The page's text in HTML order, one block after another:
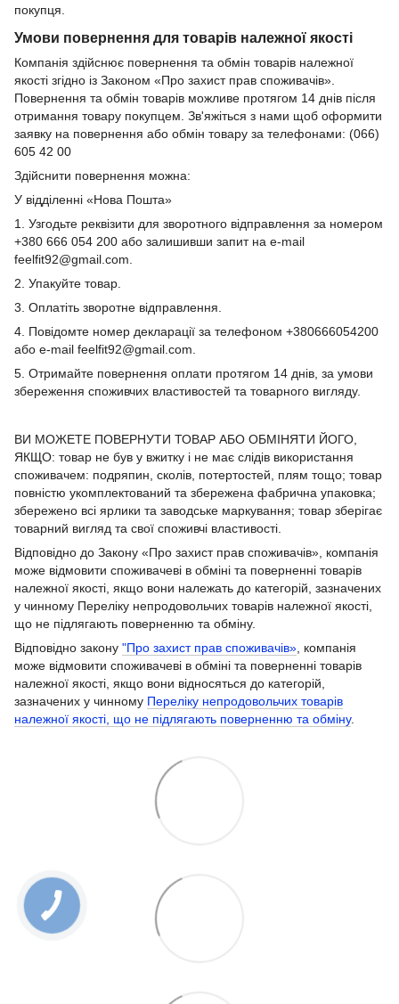
покупця.
Умови повернення для товарів належної якості
Компанія здійснює повернення та обмін товарів належної
якості згідно із Законом «Про захист прав споживачів».
Повернення та обмін товарів можливе протягом 14 днів після
отримання товару покупцем. Зв'яжіться з нами щоб оформити
заявку на повернення або обмін товару за телефонами: (066)
605 42 00
Здійснити повернення можна:
У відділенні «Нова Пошта»
1. Узгодьте реквізити для зворотного відправлення за номером
+380 666 054 200 або залишивши запит на e-mail
feelfit92@gmail.com.
2. Упакуйте товар.
3. Оплатіть зворотне відправлення.
4. Повідомте номер декларації за телефоном +380666054200
або e-mail feelfit92@gmail.com.
5. Отримайте повернення оплати протягом 14 днів, за умови
збереження споживчих властивостей та товарного вигляду.
ВИ МОЖЕТЕ ПОВЕРНУТИ ТОВАР АБО ОБМІНЯТИ ЙОГО,
ЯКЩО: товар не був у вжитку і не має слідів використання
споживачем: подряпин, сколів, потертостей, плям тощо; товар
повністю укомплектований та збережена фабрична упаковка;
збережено всі ярлики та заводське маркування; товар зберігає
товарний вигляд та свої споживчі властивості.
Відповідно до Закону «Про захист прав споживачів», компанія
може відмовити споживачеві в обміні та поверненні товарів
належної якості, якщо вони належать до категорій, зазначених
у чинному Переліку непродовольчих товарів належної якості,
що не підлягають поверненню та обміну.
Відповідно закону "Про захист прав споживачів» , компанія
може відмовити споживачеві в обміні та поверненні товарів
належної якості, якщо вони відносяться до категорій,
зазначених у чинному Переліку непродовольчих товарів
належної якості, що не підлягають поверненню та обміну.